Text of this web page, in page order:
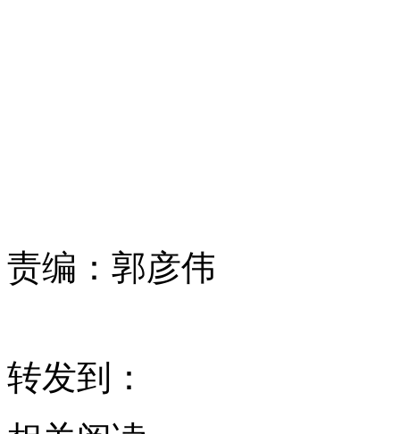
责编： 郭彦伟
转发到：